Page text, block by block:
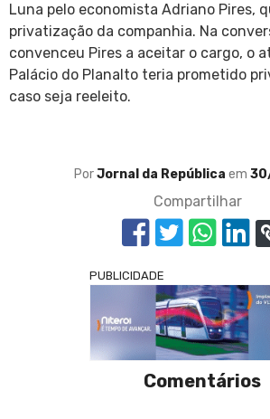
Luna pelo economista Adriano Pires,
privatização da companhia. Na
convenceu Pires a aceitar o cargo, o
Palácio do Planalto teria prometido
caso seja reeleito.
PorJornal da República em
Compartilhar
PUBLICIDADE
Comentários